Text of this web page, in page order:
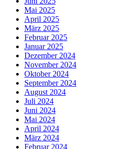
Mai 2025
April 2025
März 2025
Februar 2025
Januar 2025
Dezember 2024
November 2024
Oktober 2024
September 2024
August 2024
Juli 2024
Juni 2024
Mai 2024
April 2024
März 2024
Februar 2024